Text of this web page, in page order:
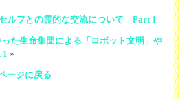
ルフとの霊的な交流について Part 1
た生命集団による「ロボット文明」や
»
ージに戻る